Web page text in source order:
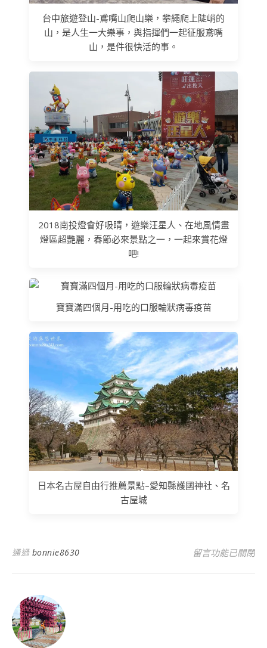
台中旅遊登山-鳶嘴山爬山樂，攀繩爬上陡峭的
山，是人生一大樂事，與指揮們一起征服鳶嘴
山，是件很快活的事。
2018南投燈會好吸睛，遊樂汪星人、在地風情畫
燈區超艷麗，春節必來景點之一，一起來賞花燈
吧!
寶寶滿四個月-用吃的口服輪狀病毒疫苗
日本名古屋自由行推薦景點–愛知縣護國神社、名
古屋城
通過 bonnie8630 在〈花蓮旅遊景點
留言功能已關閉